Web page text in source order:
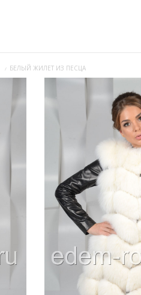
БЕЛЫЙ ЖИЛЕТ ИЗ ПЕСЦА